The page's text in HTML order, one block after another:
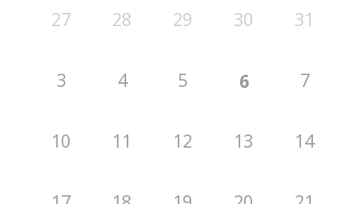
e
27
28 29 30 31
3 4 5 6 7
10 11 12 13 14